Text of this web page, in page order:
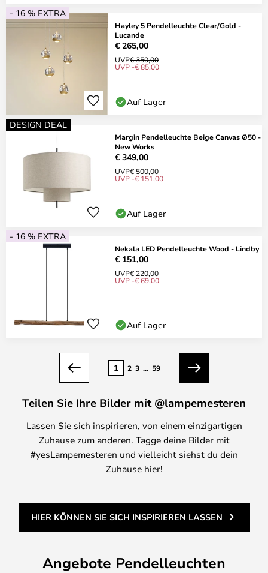
- 16 % EXTRA
Hayley 5 Pendelleuchte Clear/Gold -
Lucande
€ 265,00
UVP€ 350,00
UVP -€ 85,00
Auf Lager
DESIGN DEAL
Margin Pendelleuchte Beige Canvas Ø50 -
New Works
€ 349,00
UVP€ 500,00
UVP -€ 151,00
Auf Lager
- 16 % EXTRA
Nekala LED Pendelleuchte Wood - Lindby
€ 151,00
UVP€ 220,00
UVP -€ 69,00
Auf Lager
Zurück
1 2 3 ... 59
Weiter
Teilen Sie Ihre Bilder mit @lampemesteren
Lassen Sie sich inspirieren, von einem einzigartigen
Zuhause zum anderen. Tagge deine Bilder mit
#yesLampemesteren und vielleicht siehst du dein
Zuhause hier!
HIER KÖNNEN SIE SICH INSPIRIEREN LASSEN
Angebote Pendelleuchten